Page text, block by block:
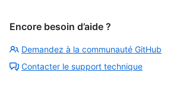
Encore besoin d’aide ?
Demandez à la communauté GitHub
Contacter le support technique